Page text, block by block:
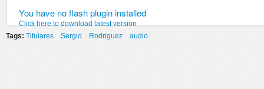
You have no flash plugin installed
Click here to download latest version
Tags: Titulares Sergio Rodriguez audio